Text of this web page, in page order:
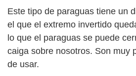
Este tipo de paraguas tiene un
el que el extremo invertido
lo que el paraguas se puede
caiga sobre nosotros. Son muy
de usar.